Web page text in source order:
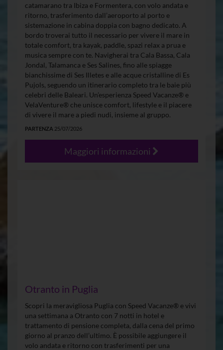
catamarano tra Ibiza e Formentera, con volo andata e
ritorno, trasferimento dall’aeroporto al porto e
sistemazione in cabina doppia con bagno dedicato. A
bordo troverai tutto il necessario per vivere il mare in
totale comfort, tra kayak, paddle, spazi relax a prua e
musica sempre con te. Navigherai tra Cala Bassa, Cala
Jondal, Talamanca e Ses Salines, fino alle spiagge
bianchissime di Ses Illetes e alle acque cristalline di Es
Pujols, seguendo un itinerario completo tra le baie più
celebri delle Baleari. Un’esperienza Speed Vacanze® e
VelaVenture® che unisce comfort, lifestyle e il piacere
di vivere il mare a piedi nudi, insieme al gruppo.
PARTENZA 25/07/2026
Maggiori informazioni
Otranto in Puglia
Scopri la meravigliosa Puglia con Speed Vacanze® e vivi
una settimana a Otranto con 7 notti in hotel e
trattamento di pensione completa, dalla cena del primo
giorno al pranzo dell’ultimo. È possibile aggiungere il
volo andata e ritorno con trasferimenti per una